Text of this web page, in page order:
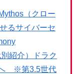
（クロー
るサイバーセ
紹介）ドラク
へ ※第3.5世代